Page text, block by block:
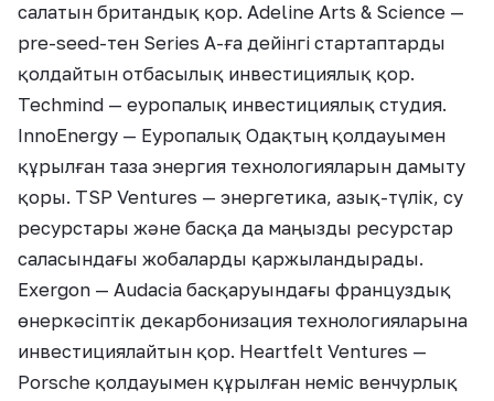
салатын британдық қор. Adeline Arts & Science —
pre-seed-тен Series A-ға дейінгі стартаптарды
қолдайтын отбасылық инвестициялық қор.
Techmind — еуропалық инвестициялық студия.
InnoEnergy — Еуропалық Одақтың қолдауымен
құрылған таза энергия технологияларын дамыту
қоры. TSP Ventures — энергетика, азық-түлік, су
ресурстары және басқа да маңызды ресурстар
саласындағы жобаларды қаржыландырады.
Exergon — Audacia басқаруындағы француздық
өнеркәсіптік декарбонизация технологияларына
инвестициялайтын қор. Heartfelt Ventures —
Porsche қолдауымен құрылған неміс венчурлық